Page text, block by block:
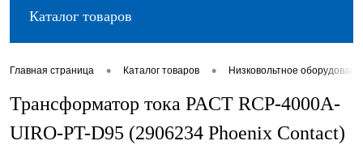
Каталог товаров
Главная страница • Каталог товаров • Низковольтное
Трансформатор тока PACT RCP-4000A-
UIRO-PT-D95 (2906234 Phoenix Contact)